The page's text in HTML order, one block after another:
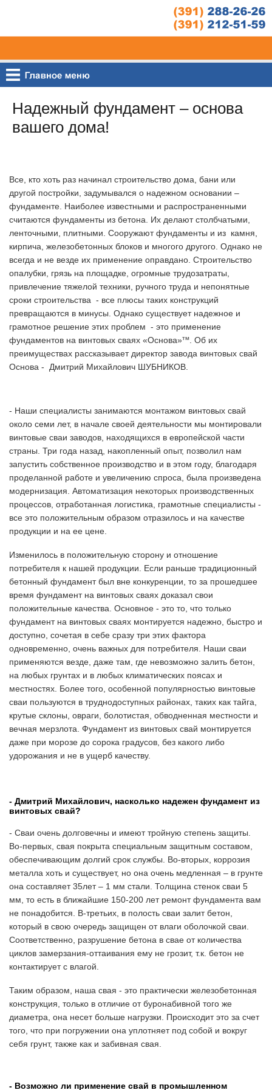
Надежный фундамент – основа
вашего дома!
Все, кто хоть раз начинал строительство дома, бани или
другой постройки, задумывался о надежном основании –
фундаменте. Наиболее известными и распространенными
считаются фундаменты из бетона. Их делают столбчатыми,
ленточными, плитными. Сооружают фундаменты и из камня,
кирпича, железобетонных блоков и многого другого. Однако не
всегда и не везде их применение оправдано. Строительство
опалубки, грязь на площадке, огромные трудозатраты,
привлечение тяжелой техники, ручного труда и непонятные
сроки строительства - все плюсы таких конструкций
превращаются в минусы. Однако существует надежное и
грамотное решение этих проблем - это применение
фундаментов на винтовых сваях «Основа»тм
. Об их
преимуществах рассказывает директор завода винтовых свай
Основа - Дмитрий Михайлович ШУБНИКОВ.
- Наши специалисты занимаются монтажом винтовых свай
около семи лет, в начале своей деятельности мы монтировали
винтовые сваи заводов, находящихся в европейской части
страны. Три года назад, накопленный опыт, позволил нам
запустить собственное производство и в этом году, благодаря
проделанной работе и увеличению спроса, была произведена
модернизация. Автоматизация некоторых производственных
процессов, отработанная логистика, грамотные специалисты -
все это положительным образом отразилось и на качестве
продукции и на ее цене.
Изменилось в положительную сторону и отношение
потребителя к нашей продукции. Если раньше традиционный
бетонный фундамент был вне конкуренции, то за прошедшее
время фундамент на винтовых сваях доказал свои
положительные качества. Основное - это то, что только
фундамент на винтовых сваях монтируется надежно, быстро и
доступно, сочетая в себе сразу три этих фактора
одновременно, очень важных для потребителя. Наши сваи
применяются везде, даже там, где невозможно залить бетон,
на любых грунтах и в любых климатических поясах и
местностях. Более того, особенной популярностью винтовые
сваи пользуются в труднодоступных районах, таких как тайга,
крутые склоны, овраги, болотистая, обводненная местности и
вечная мерзлота. Фундамент из винтовых свай монтируется
даже при морозе до сорока градусов, без какого либо
удорожания и не в ущерб качеству.
- Дмитрий Михайлович, насколько надежен фундамент из
винтовых свай?
- Сваи очень долговечны и имеют тройную степень защиты.
Во-первых, свая покрыта специальным защитным составом,
обеспечивающим долгий срок службы. Во-вторых, коррозия
металла хоть и существует, но она очень медленная – в грунте
она составляет 35лет – 1 мм стали. Толщина стенок сваи 5
мм, то есть в ближайшие 150-200 лет ремонт фундамента вам
не понадобится. В-третьих, в полость сваи залит бетон,
который в свою очередь защищен от влаги оболочкой сваи.
Соответственно, разрушение бетона в свае от количества
циклов замерзания-оттаивания ему не грозит, т.к. бетон не
контактирует с влагой.
Таким образом, наша свая - это практически железобетонная
конструкция, только в отличие от буронабивной того же
диаметра, она несет больше нагрузки. Происходит это за счет
того, что при погружении она уплотняет под собой и вокруг
себя грунт, также как и забивная свая.
- Возможно ли применение свай в промышленном